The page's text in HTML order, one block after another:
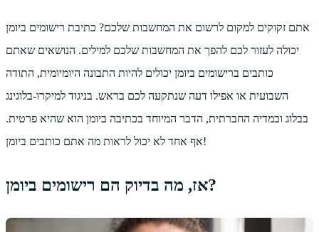
אתם זקוקים למקום לרשום את המחשבות שלכם? כתיבת רישומים ביומן
יכולה לעזור לכם להפך את המחשבות שלכם למילים. הנושאים שאתם
כותבים ברישומים ביומן יכולים להיות התבונה היומיומית, התודה
השבועית או אפילו דעה שנתקעה לכם בראש. בניגוד למיקרו-בלוגינג
בבלוג ובמדיה החברתית, הדבר המיוחד בכתיבה ביומן הוא שהיא פרטית.
אף אחד לא יכול לראות מה אתם כותבים ביומן!
אז, מה בדיוק הם רישומים ביומן?